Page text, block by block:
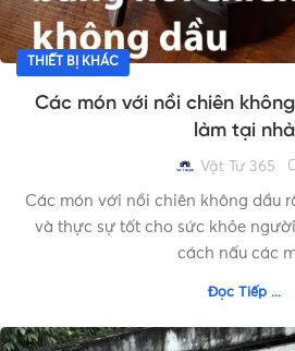
THIẾT BỊ KHÁC
Các món với nồi chiên
làm tại nhà
Vật Tư 365
Các món với nồi chiên không dầu
và thực sự tốt cho sức khỏe
cách nấu các
Đọc Tiếp ...